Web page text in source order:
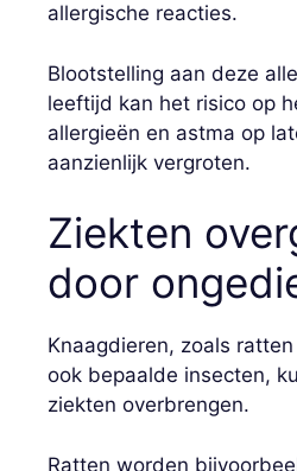
allergische reacties.
Blootstelling aan deze
leeftijd kan het risico op
allergieën en astma op
aanzienlijk vergroten.
Ziekten
door
Knaagdieren, zoals
ook bepaalde insecten,
ziekten overbrengen.
Ratten worden